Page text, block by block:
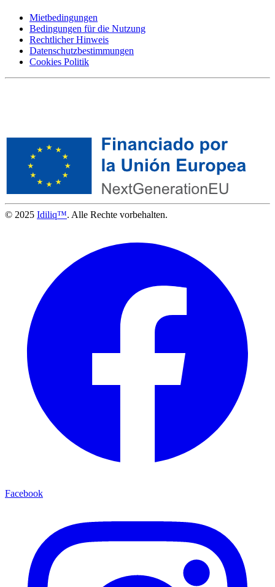
Mietbedingungen
Bedingungen für die Nutzung
Rechtlicher Hinweis
Datenschutzbestimmungen
Cookies Politik
© 2025 Idiliq™. Alle Rechte vorbehalten.
Facebook